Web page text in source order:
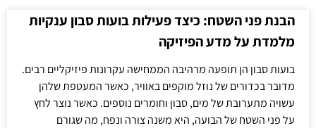
הבנת פני השטח: כיצד פעילות בועות סבון ענקיות
מלמדת על מדע הפיזיקה
בועות סבון הן תופעה מרהיבה הממחישה עקרונות פיזיקליים רבים.
מדובר בכדורים של נוזל מוקפים באוויר, כאשר המעטפת שלהן
עשויה מתערובת של מים, סבון וחומרים נוספים. כאשר נוצר לחץ
על פני השטח של הבועה, היא משנה צורה ונפח, מה שגורם